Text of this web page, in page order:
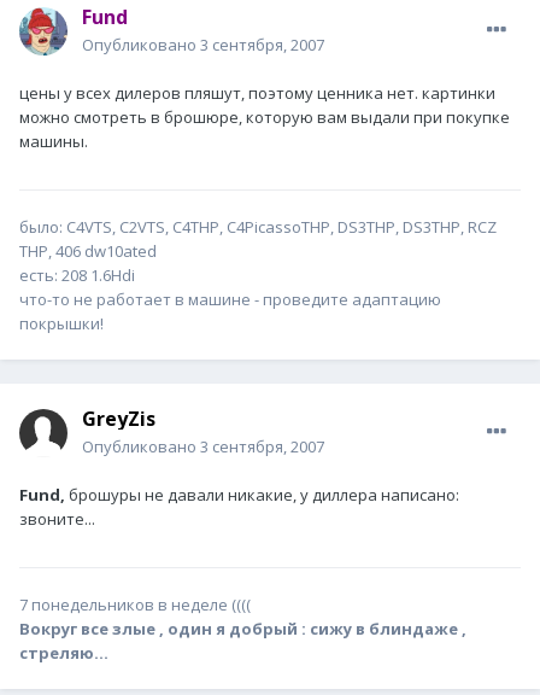
Fund
Опубликовано 3 сентября, 2007
цены у всех дилеров пляшут, поэтому ценника нет. картинки
можно смотреть в брошюре, которую вам выдали при покупке
машины.
было: С4VTS, C2VTS, C4THP, C4PicassoTHP, DS3THP, DS3THP, RCZ
THP, 406 dw10ated
есть: 208 1.6Hdi
что-то не работает в машине - проведите адаптацию
покрышки!
GreyZis
Опубликовано 3 сентября, 2007
Fund, брошуры не давали никакие, у диллера написано:
звоните...
7 понедельников в неделе ((((
Вокруг все злые , один я добрый : сижу в блиндаже ,
стреляю...